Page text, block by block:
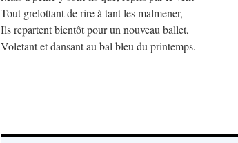
Tout grelottant de rire à tant les malmener,
Ils repartent bientôt pour un nouveau ballet,
Voletant et dansant au bal bleu du printemps.